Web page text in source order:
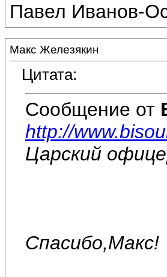
Павел Иванов-
Макс Железякин
Цитата:
Сообщение от
http://
Царский
Спасибо,Макс!